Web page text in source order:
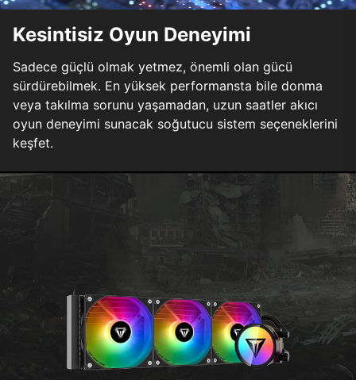
Kesintisiz Oyun Deneyimi
Sadece güçlü olmak yetmez, önemli olan gücü
sürdürebilmek. En yüksek performansta bile donma
veya takılma sorunu yaşamadan, uzun saatler akıcı
oyun deneyimi sunacak soğutucu sistem seçeneklerini
keşfet.